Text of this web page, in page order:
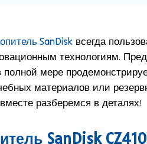
SanDisk всегда
технологиям.
мере
материалов или
разберемся в деталях!
SanDisk CZ410